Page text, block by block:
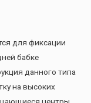
для фиксации
бабке
данного типа
на высоких